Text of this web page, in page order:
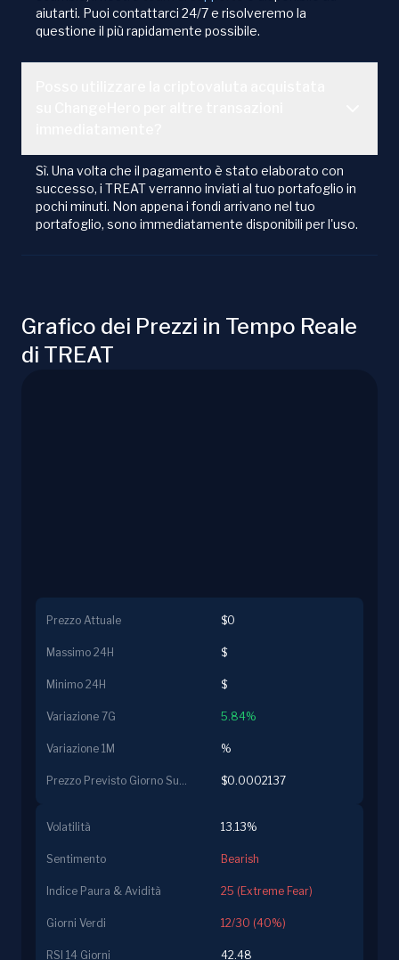
aiutarti. Puoi contattarci 24/7 e risolveremo la
questione il più rapidamente possibile.
Sì. Una volta che il pagamento è stato elaborato con
successo, i TREAT verranno inviati al tuo portafoglio in
pochi minuti. Non appena i fondi arrivano nel tuo
portafoglio, sono immediatamente disponibili per l'uso.
Grafico dei Prezzi in Tempo Reale
di TREAT
Prezzo Attuale $0
Massimo 24H $
Minimo 24H $
Variazione 7G 5.84%
Variazione 1M %
Prezzo Previsto Giorno Successivo $0.0002137
Volatilità 13.13%
Sentimento Bearish
Indice Paura & Avidità 25 (Extreme Fear)
Giorni Verdi 12/30 (40%)
RSI 14 Giorni 42.48